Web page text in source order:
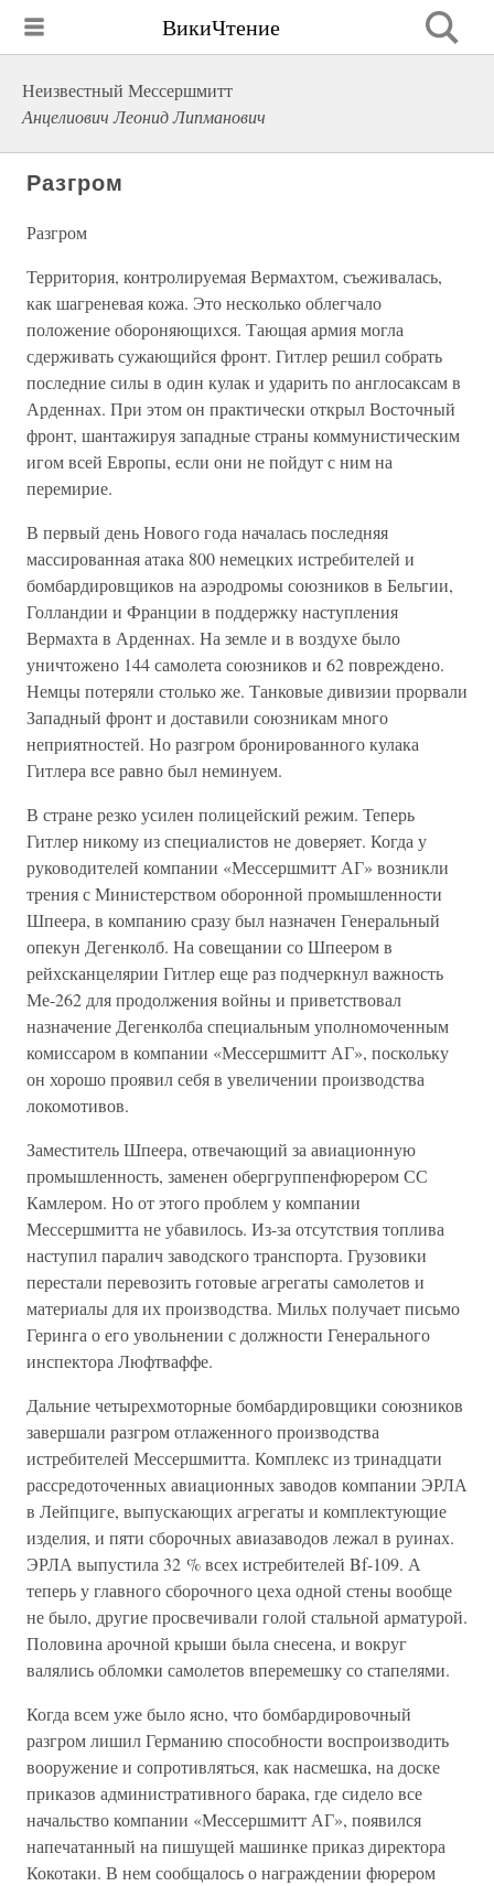
ВикиЧтение
Неизвестный Мессершмитт
Анцелиович Леонид Липманович
Разгром
Разгром
Территория, контролируемая Вермахтом, съеживалась,
как шагреневая кожа. Это несколько облегчало
положение обороняющихся. Тающая армия могла
сдерживать сужающийся фронт. Гитлер решил собрать
последние силы в один кулак и ударить по англосаксам в
Арденнах. При этом он практически открыл Восточный
фронт, шантажируя западные страны коммунистическим
игом всей Европы, если они не пойдут с ним на
перемирие.
В первый день Нового года началась последняя
массированная атака 800 немецких истребителей и
бомбардировщиков на аэродромы союзников в Бельгии,
Голландии и Франции в поддержку наступления
Вермахта в Арденнах. На земле и в воздухе было
уничтожено 144 самолета союзников и 62 повреждено.
Немцы потеряли столько же. Танковые дивизии прорвали
Западный фронт и доставили союзникам много
неприятностей. Но разгром бронированного кулака
Гитлера все равно был неминуем.
В стране резко усилен полицейский режим. Теперь
Гитлер никому из специалистов не доверяет. Когда у
руководителей компании «Мессершмитт АГ» возникли
трения с Министерством оборонной промышленности
Шпеера, в компанию сразу был назначен Генеральный
опекун Дегенколб. На совещании со Шпеером в
рейхсканцелярии Гитлер еще раз подчеркнул важность
Ме-262 для продолжения войны и приветствовал
назначение Дегенколба специальным уполномоченным
комиссаром в компании «Мессершмитт АГ», поскольку
он хорошо проявил себя в увеличении производства
локомотивов.
Заместитель Шпеера, отвечающий за авиационную
промышленность, заменен обергруппенфюрером СС
Камлером. Но от этого проблем у компании
Мессершмитта не убавилось. Из-за отсутствия топлива
наступил паралич заводского транспорта. Грузовики
перестали перевозить готовые агрегаты самолетов и
материалы для их производства. Мильх получает письмо
Геринга о его увольнении с должности Генерального
инспектора Люфтваффе.
Дальние четырехмоторные бомбардировщики союзников
завершали разгром отлаженного производства
истребителей Мессершмитта. Комплекс из тринадцати
рассредоточенных авиационных заводов компании ЭРЛА
в Лейпциге, выпускающих агрегаты и комплектующие
изделия, и пяти сборочных авиазаводов лежал в руинах.
ЭРЛА выпустила 32 % всех истребителей Bf-109. А
теперь у главного сборочного цеха одной стены вообще
не было, другие просвечивали голой стальной арматурой.
Половина арочной крыши была снесена, и вокруг
валялись обломки самолетов вперемешку со стапелями.
Когда всем уже было ясно, что бомбардировочный
разгром лишил Германию способности воспроизводить
вооружение и сопротивляться, как насмешка, на доске
приказов административного барака, где сидело все
начальство компании «Мессершмитт АГ», появился
напечатанный на пишущей машинке приказ директора
Кокотаки. В нем сообщалось о награждении фюрером